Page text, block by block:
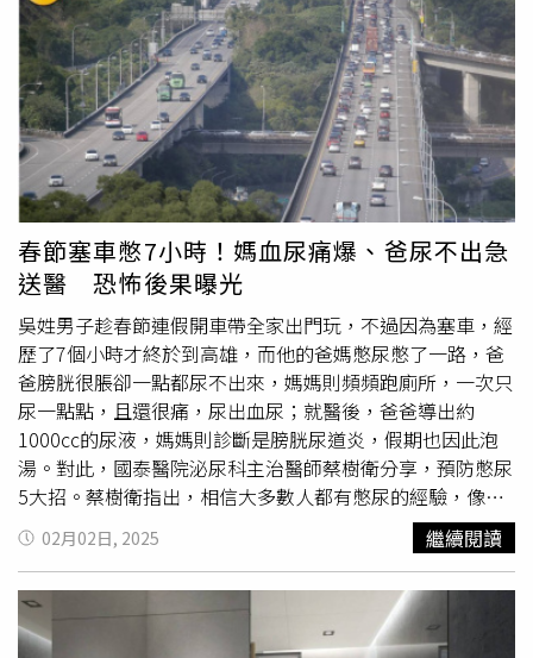
「因為她已經完全變成了一個高中生，而不是程予希，這種
投入感真的很厲害。」她也大讚三位年輕演員的哭戲：「無
論是現場感受還是鏡頭呈現，他們的情感張力都讓人忍不住
動容，這讓我更加期待這部電影！」電影《夏日最後的祕
密》將於2025年4月30日（週三）全台上映，更多電影消息
請上粉絲專頁。
多，也會產生強烈的尿意，讓人不得不頻繁跑廁所，但每次
排尿量卻只有一點點。針對膀胱過動症的治療，顧芳瑜醫師
表示，目前主要有2種方式：藥物治療和神經電刺激療法。
藥物可以幫助控制膀胱神經的異常放電，而這種情況往往與
患者的心理壓力有關，因此適時紓壓也是重要的一環。如果
藥物效果不佳，則可以考慮神經電刺激療法。這種療法透過
在腳底神經上進行電刺激，讓電流向上傳遞，從而鈍化膀胱
神經，減少尿意和頻尿的情況。至於頻尿是否會影響尿液顏
色，顧芳瑜醫師解釋，頻尿者的尿液顏色通常與一般人無
異，正常的尿液應呈現黃色。如果尿液呈現黃綠色，可能暗
示有感染問題；而深色尿液則可能與血尿或血塊有關。若發
現尿液顏色異常，建議盡快就醫檢查。總之，頻尿雖然常
見，但若情況嚴重，可能隱藏著膀胱過動症等健康問題。透
過適當的治療與生活調整，大多數患者都能有效改善症狀，
重拾正常生活。
春節塞車憋7小時！媽血尿痛爆、爸尿不出急
送醫 恐怖後果曝光
吳姓男子趁春節連假開車帶全家出門玩，不過因為塞車，經
歷了7個小時才終於到高雄，而他的爸媽憋尿憋了一路，爸
爸膀胱很脹卻一點都尿不出來，媽媽則頻頻跑廁所，一次只
尿一點點，且還很痛，尿出血尿；就醫後，爸爸導出約
1000cc的尿液，媽媽則診斷是膀胱尿道炎，假期也因此泡
湯。對此，國泰醫院泌尿科主治醫師蔡樹衛分享，預防憋尿
5大招。蔡樹衛指出，相信大多數人都有憋尿的經驗，像是
工作很忙走不開、讀書太專心，或是開車時遇上塞車、長時
間坐遊覽車都可能需要暫時憋尿；生活中時常會遇到這些情
況，讓人不得已憋尿，似乎覺得沒什麼大不了的，然而憋尿
太久或時常憋尿，特別針對老年人其實是會影響健康的。蔡
樹衛表示，春節假期許多人規劃返鄉、出遊，常因長途塞
02月02日, 2025 繼續閱讀